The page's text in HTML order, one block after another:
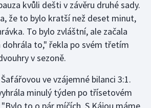
kvůli dešti v závěru druhé sady.
že to bylo kratší než deset minut,
To bylo zvláštní, ale začala
dohrála to," řekla po svém třetím
v sezoně.
ve vzájemné bilanci 3:1.
minulý týden po třísetovém
to o pár míčích. S Kájou máme